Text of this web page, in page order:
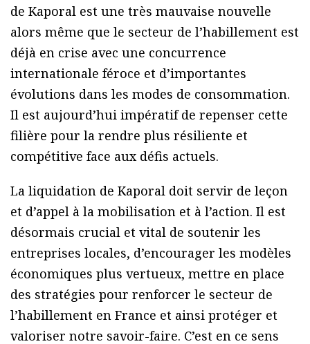
de Kaporal est une très mauvaise nouvelle
alors même que le secteur de l’habillement est
déjà en crise avec une concurrence
internationale féroce et d’importantes
évolutions dans les modes de consommation.
Il est aujourd’hui impératif de repenser cette
filière pour la rendre plus résiliente et
compétitive face aux défis actuels.
La liquidation de Kaporal doit servir de leçon
et d’appel à la mobilisation et à l’action. Il est
désormais crucial et vital de soutenir les
entreprises locales, d’encourager les modèles
économiques plus vertueux, mettre en place
des stratégies pour renforcer le secteur de
l’habillement en France et ainsi protéger et
valoriser notre savoir-faire. C’est en ce sens